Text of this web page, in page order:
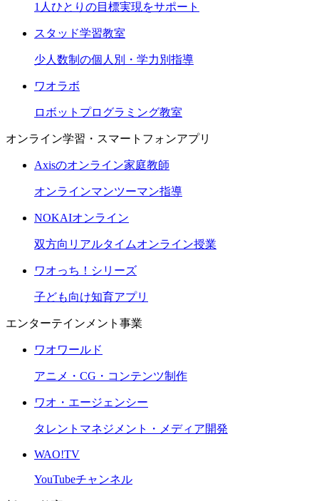
1人ひとりの目標実現をサポート
スタッド学習教室
少人数制の個人別・学力別指導
ワオラボ
ロボットプログラミング教室
オンライン学習・スマートフォンアプリ
Axisのオンライン家庭教師
オンラインマンツーマン指導
NOKAIオンライン
双方向リアルタイムオンライン授業
ワオっち！シリーズ
子ども向け知育アプリ
エンターテインメント事業
ワオワールド
アニメ・CG・コンテンツ制作
ワオ・エージェンシー
タレントマネジメント・メディア開発
WAO!TV
YouTubeチャンネル